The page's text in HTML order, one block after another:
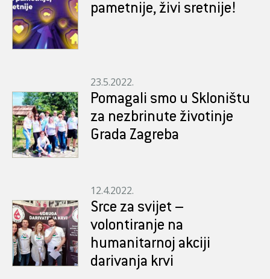
pametnije, živi sretnije!
23.5.2022.
Pomagali smo u Skloništu
za nezbrinute životinje
Grada Zagreba
12.4.2022.
Srce za svijet –
volontiranje na
humanitarnoj akciji
darivanja krvi